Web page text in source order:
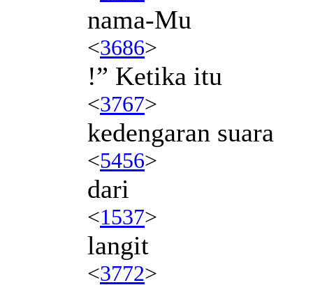
nama-Mu
<3686>
!” Ketika itu
<3767>
kedengaran suara
<5456>
dari
<1537>
langit
<3772>